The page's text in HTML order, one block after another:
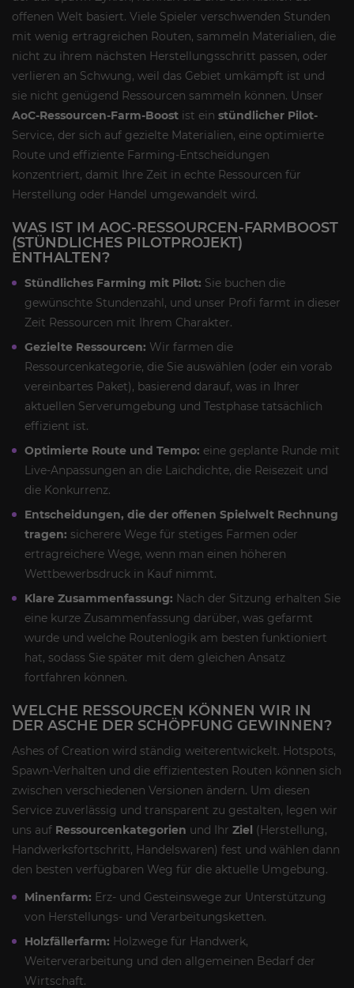
offenen Welt basiert. Viele Spieler verschwenden Stunden
mit wenig ertragreichen Routen, sammeln Materialien, die
nicht zu ihrem nächsten Herstellungsschritt passen, oder
verlieren an Schwung, weil das Gebiet umkämpft ist und
sie nicht genügend Ressourcen sammeln können. Unser
AoC-Ressourcen-Farm-Boost ist ein stündlicher Pilot-
Service, der sich auf gezielte Materialien, eine optimierte
Route und effiziente Farming-Entscheidungen
konzentriert, damit Ihre Zeit in echte Ressourcen für
Herstellung oder Handel umgewandelt wird.
WAS IST IM AOC-RESSOURCEN-FARMBOOST
(STÜNDLICHES PILOTPROJEKT)
ENTHALTEN?
Stündliches Farming mit Pilot: Sie buchen die
gewünschte Stundenzahl, und unser Profi farmt in dieser
Zeit Ressourcen mit Ihrem Charakter.
Gezielte Ressourcen: Wir farmen die
Ressourcenkategorie, die Sie auswählen (oder ein vorab
vereinbartes Paket), basierend darauf, was in Ihrer
aktuellen Serverumgebung und Testphase tatsächlich
effizient ist.
Optimierte Route und Tempo: eine geplante Runde mit
Live-Anpassungen an die Laichdichte, die Reisezeit und
die Konkurrenz.
Entscheidungen, die der offenen Spielwelt Rechnung
tragen: sicherere Wege für stetiges Farmen oder
ertragreichere Wege, wenn man einen höheren
Wettbewerbsdruck in Kauf nimmt.
Klare Zusammenfassung: Nach der Sitzung erhalten Sie
eine kurze Zusammenfassung darüber, was gefarmt
wurde und welche Routenlogik am besten funktioniert
hat, sodass Sie später mit dem gleichen Ansatz
fortfahren können.
WELCHE RESSOURCEN KÖNNEN WIR IN
DER ASCHE DER SCHÖPFUNG GEWINNEN?
Ashes of Creation wird ständig weiterentwickelt. Hotspots,
Spawn-Verhalten und die effizientesten Routen können sich
zwischen verschiedenen Versionen ändern. Um diesen
Service zuverlässig und transparent zu gestalten, legen wir
uns auf Ressourcenkategorien und Ihr Ziel (Herstellung,
Handwerksfortschritt, Handelswaren) fest und wählen dann
den besten verfügbaren Weg für die aktuelle Umgebung.
Minenfarm: Erz- und Gesteinswege zur Unterstützung
von Herstellungs- und Verarbeitungsketten.
Holzfällerfarm: Holzwege für Handwerk,
Weiterverarbeitung und den allgemeinen Bedarf der
Wirtschaft.